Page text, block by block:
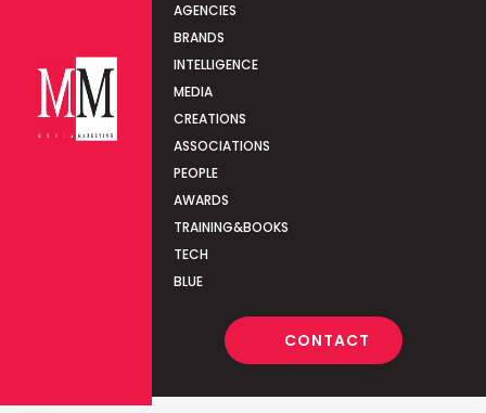
AGENCIES
BRANDS
INTELLIGENCE
MEDIA
CREATIONS
ASSOCIATIONS
PEOPLE
AWARDS
TRAINING&BOOKS
TECH
BLUE
CONTACT